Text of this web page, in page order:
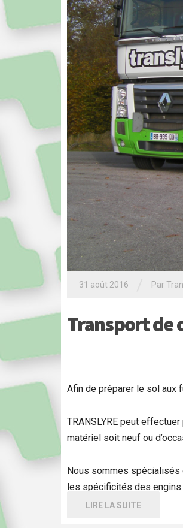
31 août 2016 Par
Transport de
Afin de préparer le sol aux
TRANSLYRE peut
matériel soit neuf ou
Nous sommes spécialisés
les spécificités des
LIRE LA SUITE